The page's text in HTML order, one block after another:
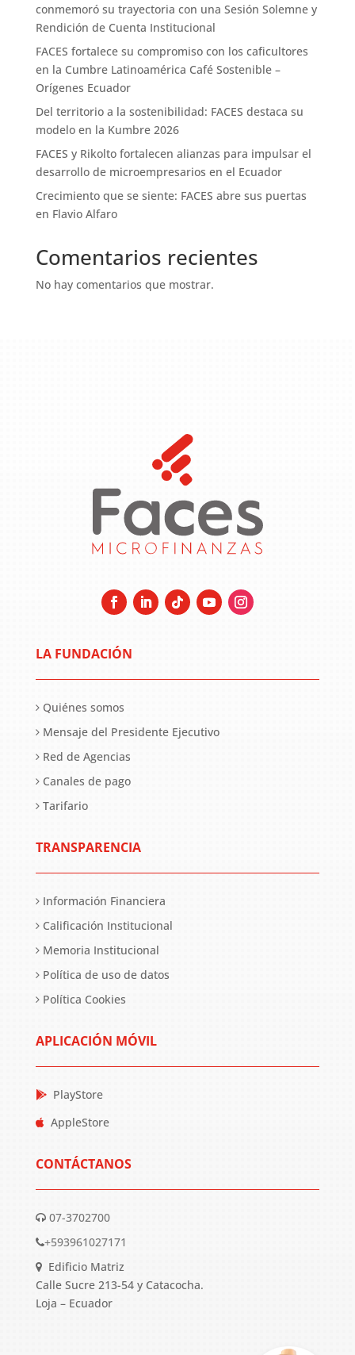
conmemoró su trayectoria con una Sesión Solemne y
Rendición de Cuenta Institucional
FACES fortalece su compromiso con los caficultores
en la Cumbre Latinoamérica Café Sostenible –
Orígenes Ecuador
Del territorio a la sostenibilidad: FACES destaca su
modelo en la Kumbre 2026
FACES y Rikolto fortalecen alianzas para impulsar el
desarrollo de microempresarios en el Ecuador
Crecimiento que se siente: FACES abre sus puertas
en Flavio Alfaro
Comentarios recientes
No hay comentarios que mostrar.
LA FUNDACIÓN
Quiénes somos
Mensaje del Presidente Ejecutivo
Red de Agencias
Canales de pago
Tarifario
TRANSPARENCIA
Información Financiera
Calificación Institucional
Memoria Institucional
Política de uso de datos
Política Cookies
APLICACIÓN MÓVIL
PlayStore
AppleStore
CONTÁCTANOS
07-3702700
+593961027171
Edificio Matriz
Calle Sucre 213-54 y Catacocha.
Loja – Ecuador